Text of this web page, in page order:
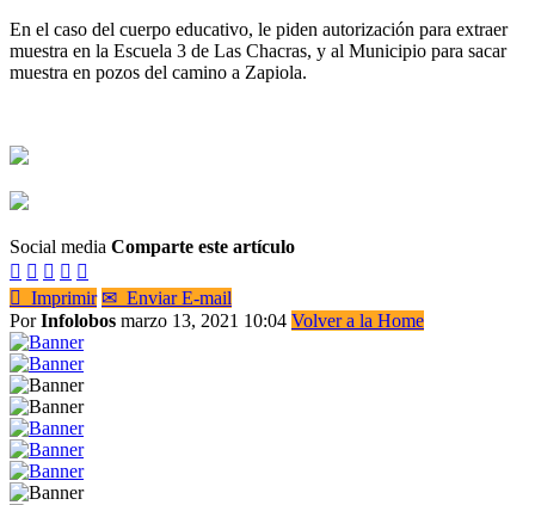
En el caso del cuerpo educativo, le piden autorización para extraer
muestra en la Escuela 3 de Las Chacras, y al Municipio para sacar
muestra en pozos del camino a Zapiola.
Social media Comparte este artículo
    
 Imprimir ✉ Enviar E-mail
PorInfolobos marzo 13, 2021 10:04 Volver a la Home